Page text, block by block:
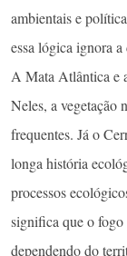
ambientais e
essa lógica ignora
A Mata Atlântica e
Neles, a vegetação
frequentes. Já o
longa história
processos
significa que o fogo
dependendo do